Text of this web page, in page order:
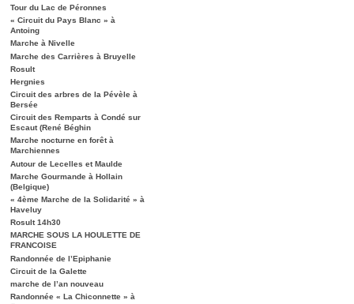
Tour du Lac de Péronnes
« Circuit du Pays Blanc » à
Antoing
Marche à Nivelle
Marche des Carrières à Bruyelle
Rosult
Hergnies
Circuit des arbres de la Pévèle à
Bersée
Circuit des Remparts à Condé sur
Escaut (René Béghin
Marche nocturne en forêt à
Marchiennes
Autour de Lecelles et Maulde
Marche Gourmande à Hollain
(Belgique)
« 4ème Marche de la Solidarité » à
Haveluy
Rosult 14h30
MARCHE SOUS LA HOULETTE DE
FRANCOISE
Randonnée de l’Epiphanie
Circuit de la Galette
marche de l’an nouveau
Randonnée « La Chiconnette » à